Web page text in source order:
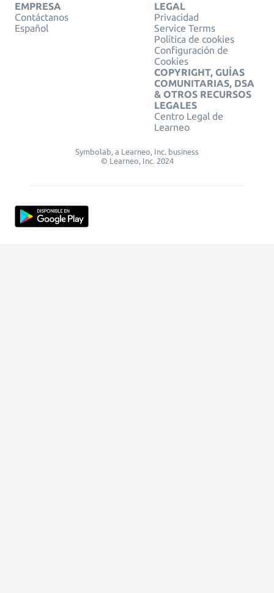
EMPRESA
Contáctanos
Español
LEGAL
Privacidad
Service Terms
Política de cookies
Configuración de
Cookies
COPYRIGHT, GUÍAS
COMUNITARIAS, DSA
& OTROS RECURSOS
LEGALES
Centro Legal de
Learneo
Symbolab, a Learneo, Inc. business
© Learneo, Inc. 2024